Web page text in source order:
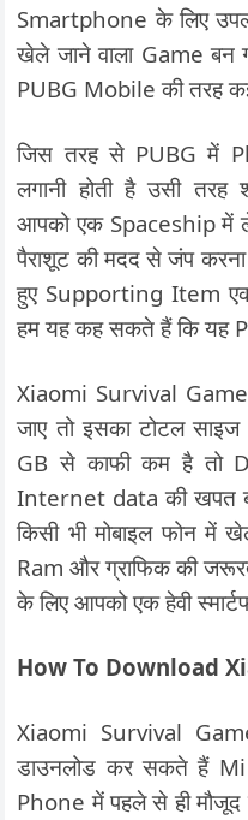
Smartphone के लिए
खेले जाने वाला Game बन
PUBG Mobile की तरह कई
जिस तरह से PUBG में
लगानी होती है उसी
आपको एक Spaceship में
पैराशूट की मदद से जंप
हुए Supporting Item
हम यह कह सकते हैं कि यह
Xiaomi Survival
जाए तो इसका टोटल
GB से काफी कम है तो
Internet data की खपत
किसी भी मोबाइल फोन में
Ram और ग्राफिक की
के लिए आपको एक हेवी
How To Download
Xiaomi Survival
डाउनलोड कर सकते हैं
Phone में पहले से ही मौजूद